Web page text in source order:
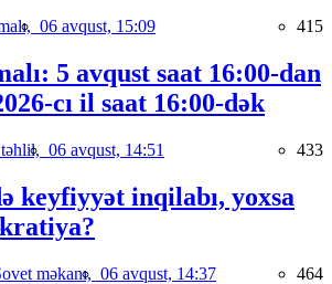
06 avqust, 15:09 415
5 avqust saat 16:00-dan
cı il saat 16:00-dək
06 avqust, 14:51 433
keyfiyyət inqilabı, yoxsa
məkanı, 06 avqust, 14:37 464